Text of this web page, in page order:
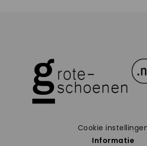
Cookie
Informatie